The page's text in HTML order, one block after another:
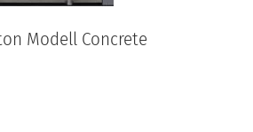
Modell Concrete